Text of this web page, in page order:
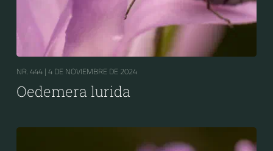
NR. 444 | 4 DE NOVIEMBRE DE 2024
Oedemera lurida